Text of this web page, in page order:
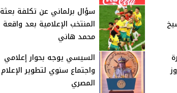
سؤال برلماني عن تكلفة بعثة
المنتخب الإعلامية بعد واقعة
محمد هاني
السيسي يوجه بحوار إعلامي
واجتماع سنوي لتطوير الإعلام
المصري